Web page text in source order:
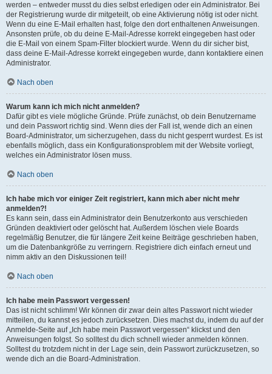
werden – entweder musst du dies selbst erledigen oder ein Administrator. Bei
der Registrierung wurde dir mitgeteilt, ob eine Aktivierung nötig ist oder nicht.
Wenn du eine E-Mail erhalten hast, folge den dort enthaltenen Anweisungen.
Ansonsten prüfe, ob du deine E-Mail-Adresse korrekt eingegeben hast oder
die E-Mail von einem Spam-Filter blockiert wurde. Wenn du dir sicher bist,
dass deine E-Mail-Adresse korrekt eingegeben wurde, dann kontaktiere einen
Administrator.
Nach oben
Warum kann ich mich nicht anmelden?
Dafür gibt es viele mögliche Gründe. Prüfe zunächst, ob dein Benutzername
und dein Passwort richtig sind. Wenn dies der Fall ist, wende dich an einen
Board-Administrator, um sicherzugehen, dass du nicht gesperrt wurdest. Es ist
ebenfalls möglich, dass ein Konfigurationsproblem mit der Website vorliegt,
welches ein Administrator lösen muss.
Nach oben
Ich habe mich vor einiger Zeit registriert, kann mich aber nicht mehr
anmelden?!
Es kann sein, dass ein Administrator dein Benutzerkonto aus verschieden
Gründen deaktiviert oder gelöscht hat. Außerdem löschen viele Boards
regelmäßig Benutzer, die für längere Zeit keine Beiträge geschrieben haben,
um die Datenbankgröße zu verringern. Registriere dich einfach erneut und
nimm aktiv an den Diskussionen teil!
Nach oben
Ich habe mein Passwort vergessen!
Das ist nicht schlimm! Wir können dir zwar dein altes Passwort nicht wieder
mitteilen, du kannst es jedoch zurücksetzen. Dies machst du, indem du auf der
Anmelde-Seite auf „Ich habe mein Passwort vergessen“ klickst und den
Anweisungen folgst. So solltest du dich schnell wieder anmelden können.
Solltest du trotzdem nicht in der Lage sein, dein Passwort zurückzusetzen, so
wende dich an die Board-Administration.